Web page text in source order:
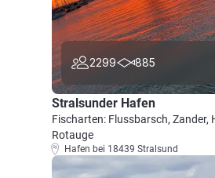
2299 885
Stralsunder Hafen
Fischarten: Flussbarsch, Zander,
Rotauge
Hafen bei 18439 Stralsund